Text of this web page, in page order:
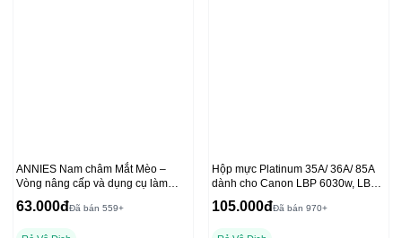
ANNIES Nam châm Mắt Mèo –
Vòng nâng cấp và dụng cụ làm
móng tay chất lượng
63.000đĐã bán 559+
Hộp mực Platinum 35A/ 36A/ 85A
dành cho Canon LBP 6030w, LBP
6000 và HP P1102, 1212NF
105.000đĐã bán 970+